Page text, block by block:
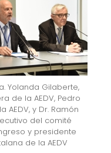
Yolanda Gilaberte,
de la AEDV, Pedro
AEDV, y Dr. Ramón
del comité
y presidente
de la AEDV